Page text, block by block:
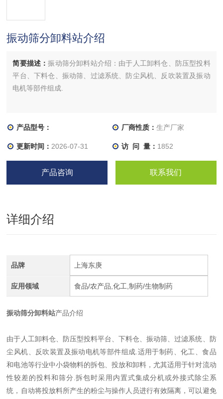
振动筛分卸料站介绍
简要描述：振动筛分卸料站介绍：由于人工卸料仓、防压型投料
平台、下料仓、振动筛、过滤系统、防尘风机、反吹装置及振动
电机等部件组成.
产品型号： 厂商性质： 生产厂家
更新时间： 2026-07-31 访 问 量： 1852
产品咨询 联系我们
详细介绍
品牌 上海东庚
应用领域 食品/农产品,化工,制药/生物制药
振动筛分卸料站产品介绍
由于人工卸料仓、防压型投料平台、下料仓、振动筛、过滤系统、防
尘风机、反吹装置及振动电机等部件组成.适用于制药、化工、食品
和电池等行业中小袋物料的拆包、投放和卸料，尤其适用于针对流动
性较差的投料和筛分.拆包时采用内置式集成分机或外接式除尘系
统，自动将投放料所产生的粉尘与操作人员进行有效隔离，可以避免